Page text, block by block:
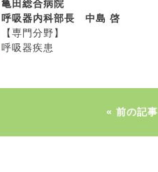
亀田総合病院
呼吸器内科部長 中島 啓
【専門分野】
呼吸器疾患
前の記事